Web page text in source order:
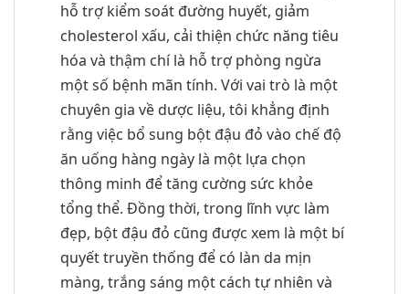
hỗ trợ kiểm soát đường huyết, giảm
cholesterol xấu, cải thiện chức năng tiêu
hóa và thậm chí là hỗ trợ phòng ngừa
một số bệnh mãn tính. Với vai trò là một
chuyên gia về dược liệu, tôi khẳng định
rằng việc bổ sung bột đậu đỏ vào chế độ
ăn uống hàng ngày là một lựa chọn
thông minh để tăng cường sức khỏe
tổng thể. Đồng thời, trong lĩnh vực làm
đẹp, bột đậu đỏ cũng được xem là một bí
quyết truyền thống để có làn da mịn
màng, trắng sáng một cách tự nhiên và